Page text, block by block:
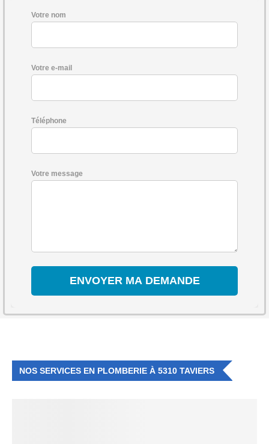
Votre nom
Votre e-mail
Téléphone
Votre message
NOS SERVICES EN PLOMBERIE À 5310 TAVIERS